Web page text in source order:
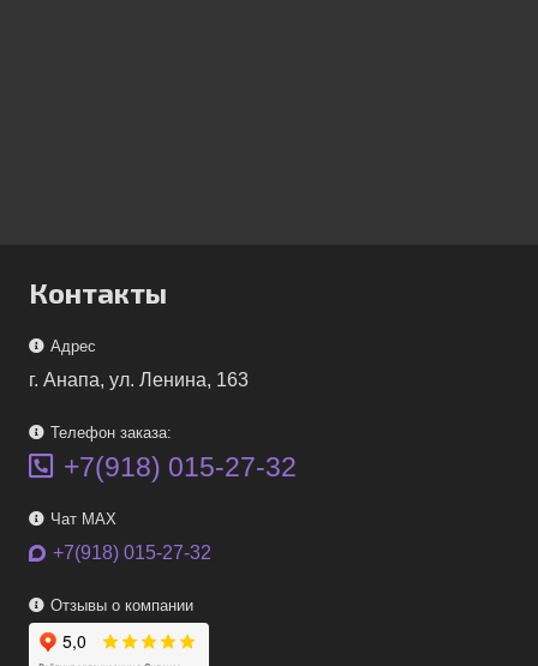
Контакты
Адрес
г. Анапа, ул. Ленина, 163
Телефон заказа:
+7(918) 015-27-32
Чат MAX
+7(918) 015-27-32
Отзывы о компании